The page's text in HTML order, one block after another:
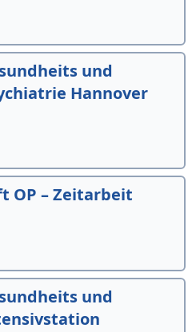
und
Hannover
OP – Zeitarbeit
und